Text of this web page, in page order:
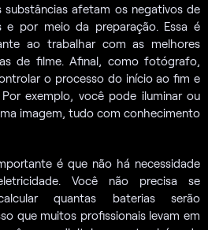
substâncias afetam os negativos de
e por meio da preparação. Essa é
ao trabalhar com as melhores
de filme. Afinal, como fotógrafo,
o processo do início ao fim e
exemplo, você pode iluminar ou
imagem, tudo com conhecimento
é que não há necessidade
Você não precisa se
quantas baterias serão
que muitos profissionais levam em